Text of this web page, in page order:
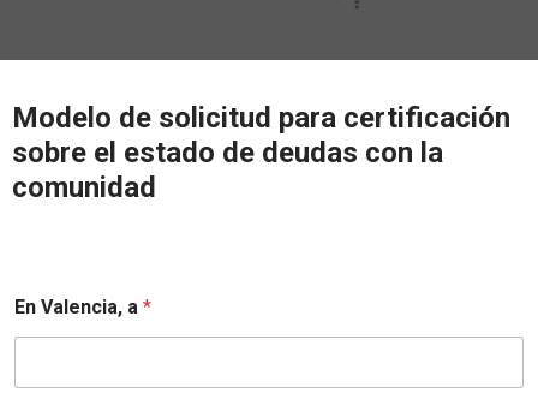
Modelo de solicitud para certificación
sobre el estado de deudas con la
comunidad
En Valencia, a *